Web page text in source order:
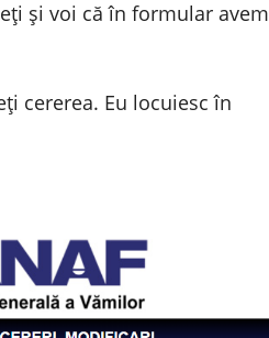
și voi că în formular avem
cererea. Eu locuiesc în